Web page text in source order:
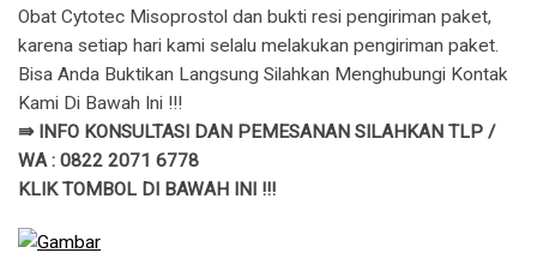
Obat Cytotec Misoprostol dan bukti resi pengiriman paket,
karena setiap hari kami selalu melakukan pengiriman paket.
Bisa Anda Buktikan Langsung Silahkan Menghubungi Kontak
Kami Di Bawah Ini !!!
⇛ INFO KONSULTASI DAN PEMESANAN SILAHKAN TLP /
WA : 0822 2071 6778
KLIK TOMBOL DI BAWAH INI !!!